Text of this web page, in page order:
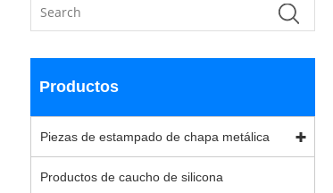
Productos
Piezas de estampado de chapa metálica
Productos de caucho de silicona